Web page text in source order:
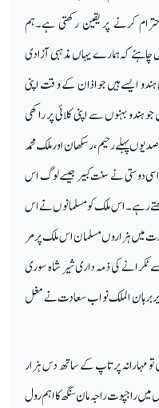
کرنے پر یقین رکھتی ہے۔ہم
چاہئے کہ ہمارے یہاں مذہبی آزادی
ہندو ایسے ہیں جواذان کے و قت اپنی
ہندو بہنوں سے اپنی کلائی پر راکھی
پہلے رحیم ، رسکھان اور ملک محمد
اسی دوستی نے سنت کبیر جیسے لوگ اس
رہے۔ اس ملک کو مسلمانوں نے اس
میں ہزاروں مسلمان اس ملک پر مر
سے ٹکرانے کی ذمہ داری شیر شاہ سوری
برہان الملک نواب سعادت نے مغل
مہارانہ پرتاپ کے ساتھ دس ہزار
راجپو ت راجہ مان سنگھ کا اہم رول